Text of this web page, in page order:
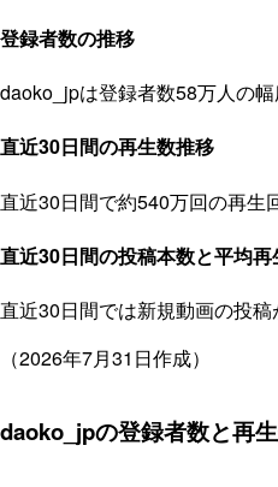
登録者数の推移
daoko_jpは登録者数58万人の
直近30日間の再生数推移
直近30日間で約540万回の再生
直近30日間の投稿本数と平均再
直近30日間では新規動画の投稿
（2026年7月31日作成）
daoko_jpの登録者数と再